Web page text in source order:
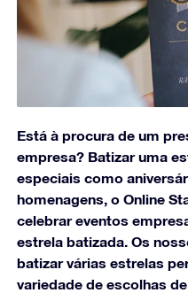
Está à procura de um
empresa? Batizar uma
especiais como
homenagens, o Online
celebrar eventos
estrela batizada. Os
batizar várias estrelas
variedade de escolhas